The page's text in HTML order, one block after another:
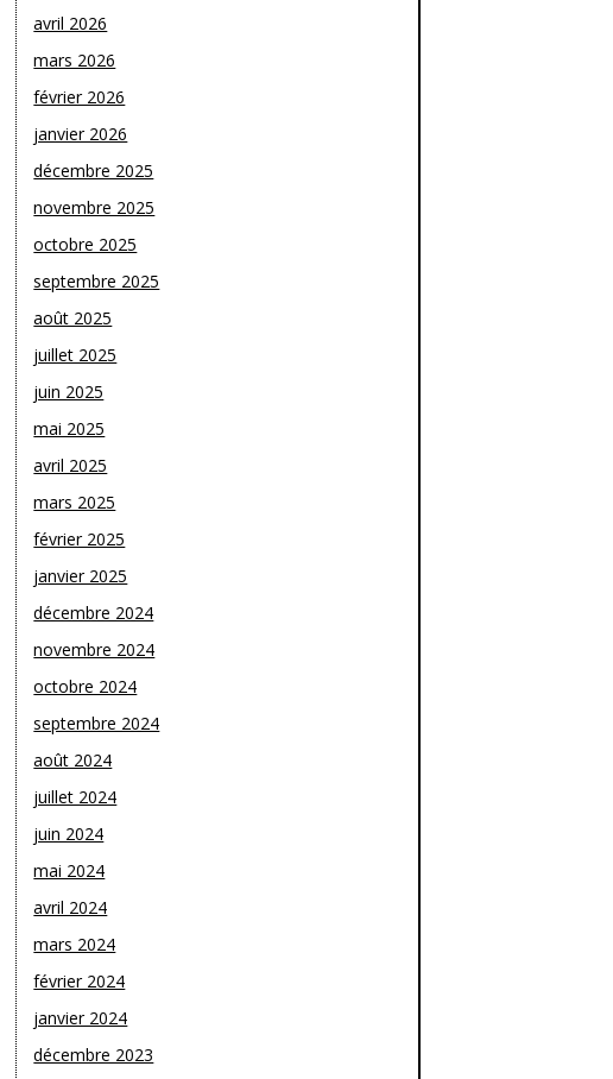
avril 2026
mars 2026
février 2026
janvier 2026
décembre 2025
novembre 2025
octobre 2025
septembre 2025
août 2025
juillet 2025
juin 2025
mai 2025
avril 2025
mars 2025
février 2025
janvier 2025
décembre 2024
novembre 2024
octobre 2024
septembre 2024
août 2024
juillet 2024
juin 2024
mai 2024
avril 2024
mars 2024
février 2024
janvier 2024
décembre 2023